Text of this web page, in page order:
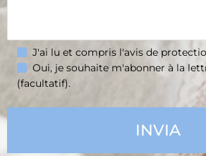
J'ai lu et compris l'avis de
Oui, je souhaite m'abonner à la
(facultatif).